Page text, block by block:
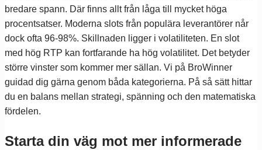
bredare spann. Där finns allt från låga till mycket höga
procentsatser. Moderna slots från populära leverantörer når
dock ofta 96-98%. Skillnaden ligger i volatiliteten. En slot
med hög RTP kan fortfarande ha hög volatilitet. Det betyder
större vinster som kommer mer sällan. Vi på BroWinner
guidad dig gärna genom båda kategorierna. På så sätt hittar
du en balans mellan strategi, spänning och den matematiska
fördelen.
Starta din väg mot mer informerade